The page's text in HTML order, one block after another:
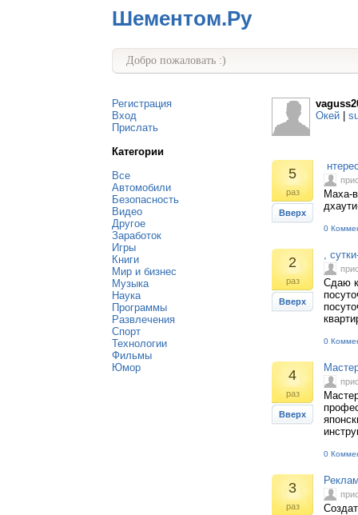
Шементом.Ру
Добро пожаловать :)
Регистрация
Вход
Прислать
Категории
Все
Автомобили
Безопасность
Видео
Другое
Заработок
Игры
Книги
Мир и бизнес
Музыка
Наука
Программы
Развлечения
Спорт
Технологии
Фильмы
Юмор
Окей
5
раз
Вверх
Маха-
0
2
раз
Вверх
,
Сдаю
0
4
раз
Вверх
0
3
раз